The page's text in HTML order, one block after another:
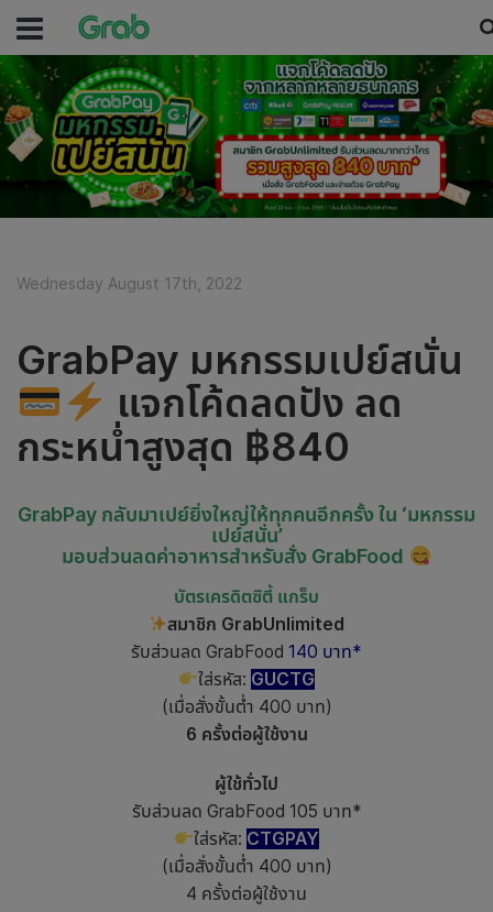
Wednesday August 17th, 2022
GrabPay มหกรรมเปย์สนั่น
แจกโค้ดลดปัง ลด
กระหน่ำสูงสุด ฿840
GrabPay กลับมาเปย์ยิ่งใหญ่ให้ทุกคนอีกครั้ง ใน ‘มหกรรม
เปย์สนั่น’
มอบส่วนลดค่าอาหารสำหรับสั่ง GrabFood
บัตรเครดิตซิตี้ แกร็บ
สมาชิก GrabUnlimited
รับส่วนลด GrabFood 140 บาท*
ใส่รหัส: GUCTG
(เมื่อสั่งขั้นต่ำ 400 บาท)
6 ครั้งต่อผู้ใช้งาน
ผู้ใช้ทั่วไป
รับส่วนลด GrabFood 105 บาท*
ใส่รหัส: CTGPAY
(เมื่อสั่งขั้นต่ำ 400 บาท)
4 ครั้งต่อผู้ใช้งาน